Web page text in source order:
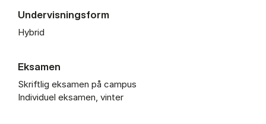
Undervisningsform
Hybrid
Eksamen
Skriftlig eksamen på campus
Individuel eksamen, vinter